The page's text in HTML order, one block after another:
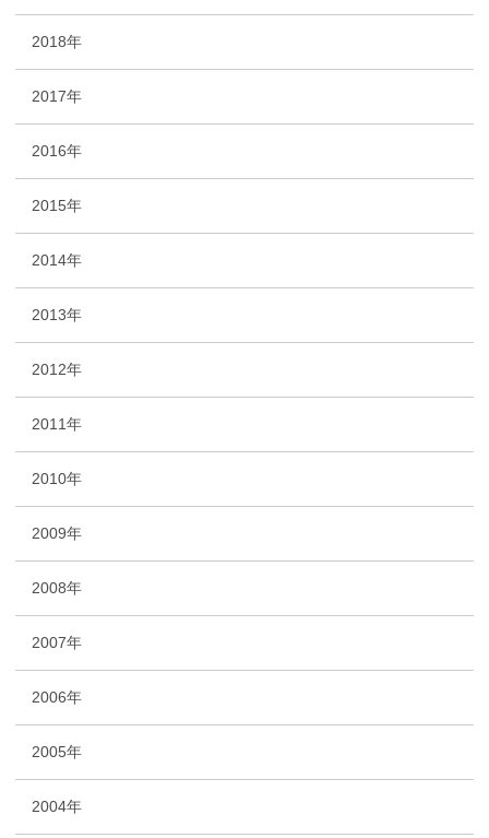
2018年
2017年
2016年
2015年
2014年
2013年
2012年
2011年
2010年
2009年
2008年
2007年
2006年
2005年
2004年